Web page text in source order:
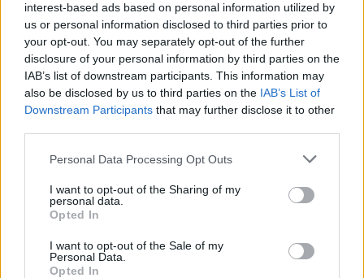
interest-based ads based on personal information utilized by
us or personal information disclosed to third parties prior to
your opt-out. You may separately opt-out of the further
disclosure of your personal information by third parties on the
IAB’s list of downstream participants. This information may
also be disclosed by us to third parties on the IAB’s List of
Downstream Participants that may further disclose it to other
Please note that this website/app uses one or more Google
not limited to your visit or usage behaviour. You may click to
grant or deny consent to Google and its third-party tags to
use your data for below specified purposes in below Google
consent section.
Personal Data Processing Opt Outs
I want to opt-out of the Sharing of my
personal data.
Opted In
I want to opt-out of the Sale of my
Personal Data.
Opted In
Jön még kép!
Fotó: Varga Dóra / Velvet